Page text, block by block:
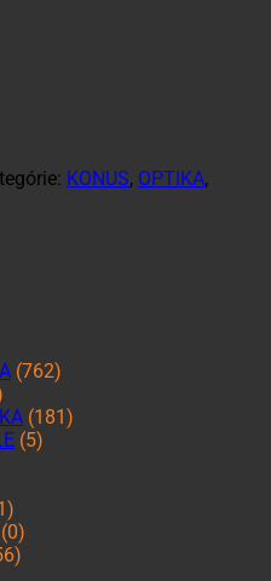
KONUS, OPTIKA,
(762)
(181)
(5)
(0)